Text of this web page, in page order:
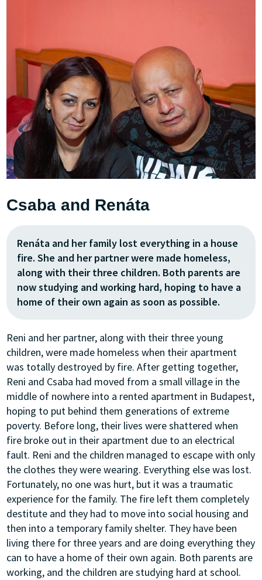
Csaba and Renáta
Renáta and her family lost everything in a house
fire. She and her partner were made homeless,
along with their three children. Both parents are
now studying and working hard, hoping to have a
home of their own again as soon as possible.
Reni and her partner, along with their three young
children, were made homeless when their apartment
was totally destroyed by fire. After getting together,
Reni and Csaba had moved from a small village in the
middle of nowhere into a rented apartment in Budapest,
hoping to put behind them generations of extreme
poverty. Before long, their lives were shattered when
fire broke out in their apartment due to an electrical
fault. Reni and the children managed to escape with only
the clothes they were wearing. Everything else was lost.
Fortunately, no one was hurt, but it was a traumatic
experience for the family. The fire left them completely
destitute and they had to move into social housing and
then into a temporary family shelter. They have been
living there for three years and are doing everything they
can to have a home of their own again. Both parents are
working, and the children are studying hard at school.